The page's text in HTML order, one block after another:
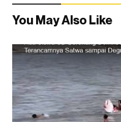
You May Also Like